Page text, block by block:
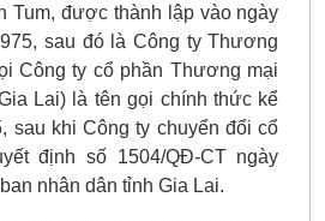
Tum, được thành lập vào ngày
sau đó là Công ty Thương
Công ty cổ phần Thương mại
Lai) là tên gọi chính thức kể
sau khi Công ty chuyển đổi cổ
định số 1504/QĐ-CT ngày
nhân dân tỉnh Gia Lai.